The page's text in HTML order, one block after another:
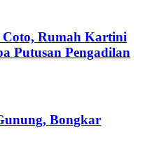
Rumah Kartini
Putusan Pengadilan
Bongkar